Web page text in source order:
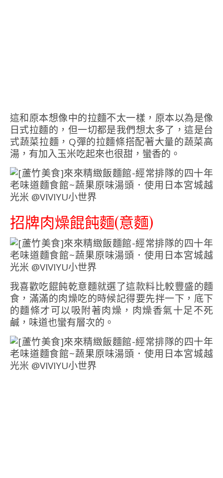
這和原本想像中的拉麵不太一樣，原本以為是像
日式拉麵的，但一切都是我們想太多了，這是台
式蔬菜拉麵，Q彈的拉麵條搭配著大量的蔬菜高
湯，有加入玉米吃起來也很甜，蠻香的。
招牌肉燥餛飩麵(意麵)
我喜歡吃餛飩乾意麵就選了這款料比較豐盛的麵
食，滿滿的肉燥吃的時候記得要先拌一下，底下
的麵條才可以吸附著肉燥，肉燥香氣十足不死
鹹，味道也蠻有層次的。